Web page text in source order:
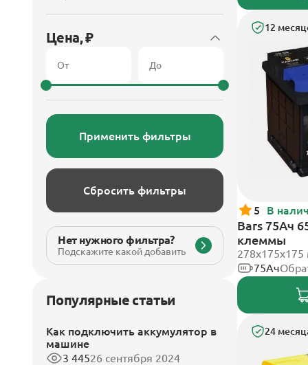
Цена, ₽
Применить фильтры
Сбросить фильтры
Нет нужного фильтра?
Подскажите какой добавить
Популярные статьи
Как подключить аккумулятор в
машине
3 44526 сентября 2024
12
5 В
Bars 75Ач
клеммы
75Ач
24